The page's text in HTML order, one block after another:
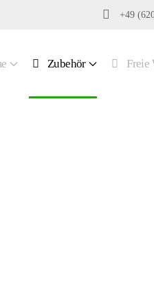
+49
Zubehör Freie